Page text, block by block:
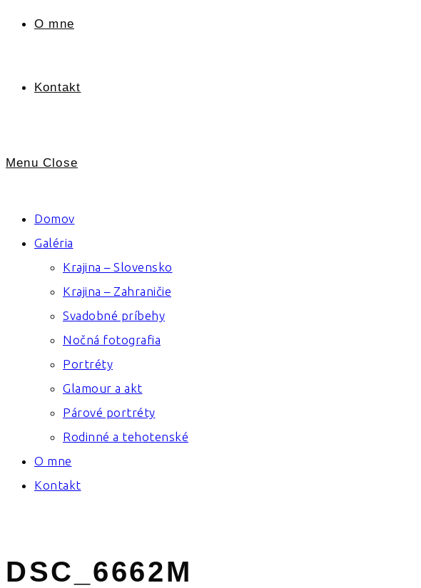
O mne
Kontakt
Menu Close
Domov
Galéria
Krajina – Slovensko
Krajina – Zahraničie
Svadobné príbehy
Nočná fotografia
Portréty
Glamour a akt
Párové portréty
Rodinné a tehotenské
O mne
Kontakt
DSC_6662M